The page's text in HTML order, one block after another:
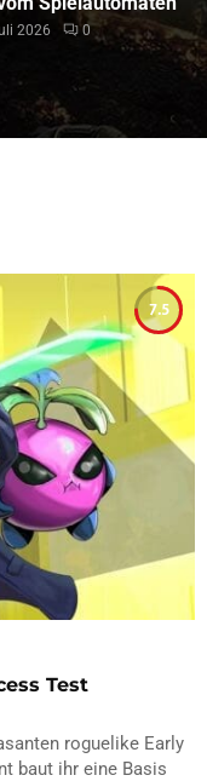
2026 0
7.5
Test
roguelike Early
baut ihr eine Basis